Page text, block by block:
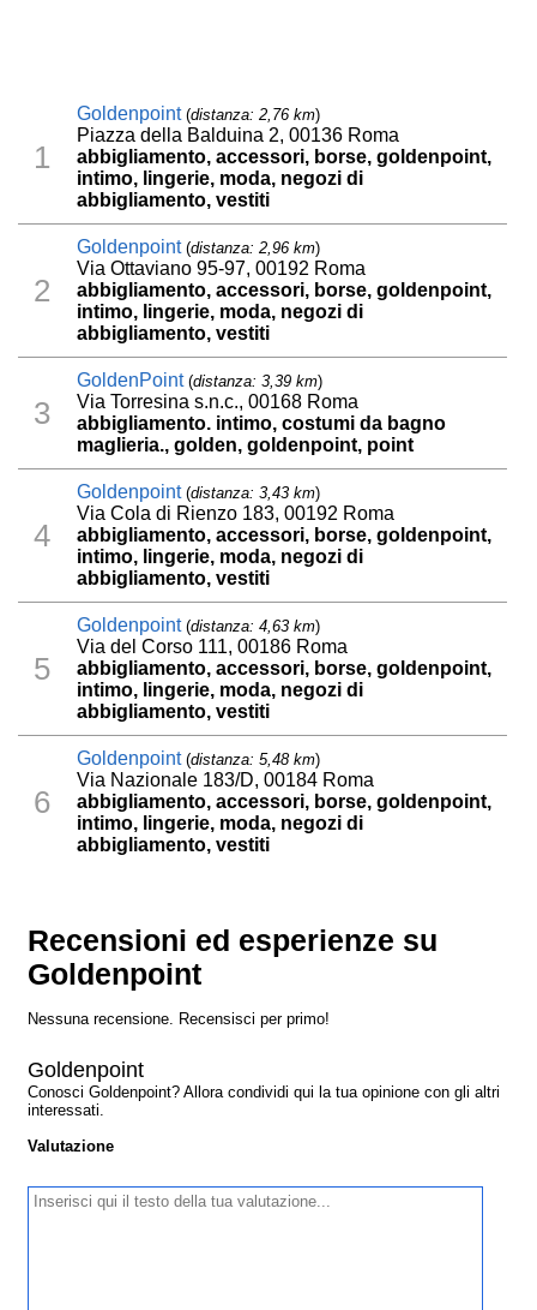
1
Goldenpoint(distanza: 2,76 km)
Piazza della Balduina 2, 00136 Roma
abbigliamento, accessori, borse, goldenpoint,
intimo, lingerie, moda, negozi di
abbigliamento, vestiti
2
Goldenpoint(distanza: 2,96 km)
Via Ottaviano 95-97, 00192 Roma
abbigliamento, accessori, borse, goldenpoint,
intimo, lingerie, moda, negozi di
abbigliamento, vestiti
3
GoldenPoint(distanza: 3,39 km)
Via Torresina s.n.c., 00168 Roma
abbigliamento. intimo, costumi da bagno
maglieria., golden, goldenpoint, point
4
Goldenpoint(distanza: 3,43 km)
Via Cola di Rienzo 183, 00192 Roma
abbigliamento, accessori, borse, goldenpoint,
intimo, lingerie, moda, negozi di
abbigliamento, vestiti
5
Goldenpoint(distanza: 4,63 km)
Via del Corso 111, 00186 Roma
abbigliamento, accessori, borse, goldenpoint,
intimo, lingerie, moda, negozi di
abbigliamento, vestiti
6
Goldenpoint(distanza: 5,48 km)
Via Nazionale 183/D, 00184 Roma
abbigliamento, accessori, borse, goldenpoint,
intimo, lingerie, moda, negozi di
abbigliamento, vestiti
Recensioni ed esperienze su
Goldenpoint
Nessuna recensione. Recensisci per primo!
Goldenpoint
Conosci Goldenpoint? Allora condividi qui la tua opinione con gli altri
interessati.
Valutazione